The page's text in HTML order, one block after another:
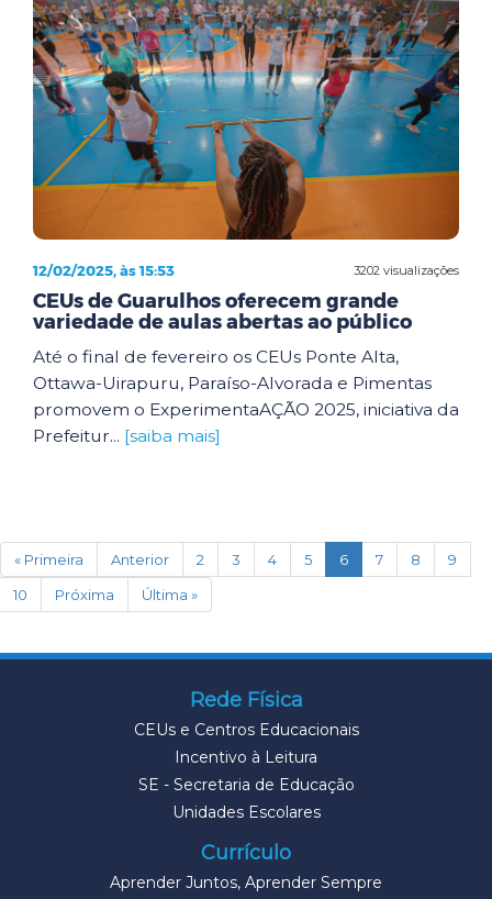
3202 visualizações
12/02/2025, às 15:53
CEUs de Guarulhos oferecem grande
variedade de aulas abertas ao público
Até o final de fevereiro os CEUs Ponte Alta,
Ottawa-Uirapuru, Paraíso-Alvorada e Pimentas
promovem o ExperimentaAÇÃO 2025, iniciativa da
Prefeitur... [saiba mais]
« Primeira Anterior 2 3 4 5 6(current)
7 8
9
10
Próxima Última »
Rede Física
CEUs e Centros Educacionais
Incentivo à Leitura
SE - Secretaria de Educação
Unidades Escolares
Currículo
Aprender Juntos, Aprender Sempre